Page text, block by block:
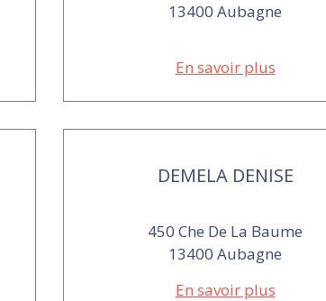
13400 Aubagne
En savoir plus
DEMELA DENISE
450 Che De La Baume
13400 Aubagne
En savoir plus